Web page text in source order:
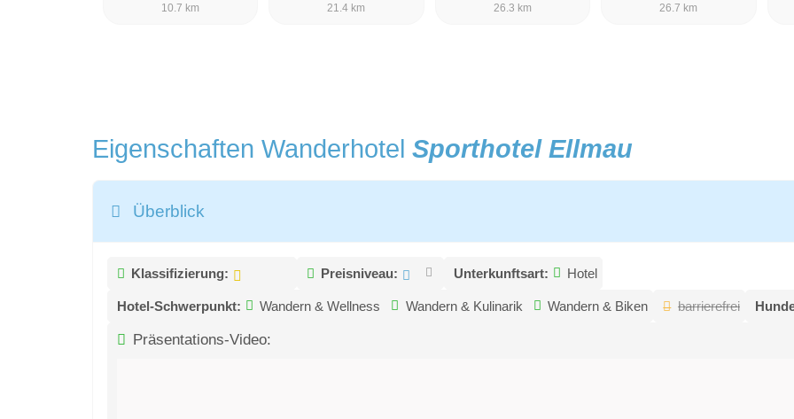
10.7 km
21.4 km
26.3 km
26.7 km
Eigenschaften Wanderhotel Sporthotel Ellmau
Überblick
Klassifizierung: Preisniveau: Unterkunftsart: Hotel
Hotel-Schwerpunkt: Wandern & Wellness Wandern & Kulinarik Wandern & Biken barrierefrei
Präsentations-Video: